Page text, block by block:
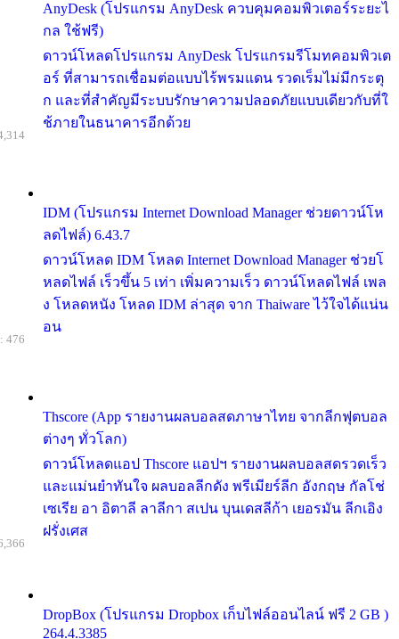
AnyDesk (โปรแกรม AnyDesk ควบคุมคอมพิวเตอร์ระยะไ
กล ใช้ฟรี)
ดาวน์โหลดโปรแกรม AnyDesk โปรแกรมรีโมทคอมพิวเต
อร์ ที่สามารถเชื่อมต่อแบบไร้พรมแดน รวดเร็มไม่มีกระตุ
ก และที่สำคัญมีระบบรักษาความปลอดภัยแบบเดียวกับที่ใ
ช้ภายในธนาคารอีกด้วย
IDM (โปรแกรม Internet Download Manager ช่วยดาวน์โห
ลดไฟล์) 6.43.7
ดาวน์โหลด IDM โหลด Internet Download Manager ช่วยโ
หลดไฟล์ เร็วขึ้น 5 เท่า เพิ่มความเร็ว ดาวน์โหลดไฟล์ เพล
ง โหลดหนัง โหลด IDM ล่าสุด จาก Thaiware ไว้ใจได้แน่น
อน
Thscore (App รายงานผลบอลสดภาษาไทย จากลีกฟุตบอล
ต่างๆ ทั่วโลก)
ดาวน์โหลดแอป Thscore แอปฯ รายงานผลบอลสดรวดเร็ว
และแม่นยำทันใจ ผลบอลลีกดัง พรีเมียร์ลีก อังกฤษ กัลโช่
เซเรีย อา อิตาลี ลาลีกา สเปน บุนเดสลีก้า เยอรมัน ลีกเอิง
ฝรั่งเศส
476
DropBox (โปรแกรม Dropbox เก็บไฟล์ออนไลน์ ฟรี 2 GB )
264.4.3385